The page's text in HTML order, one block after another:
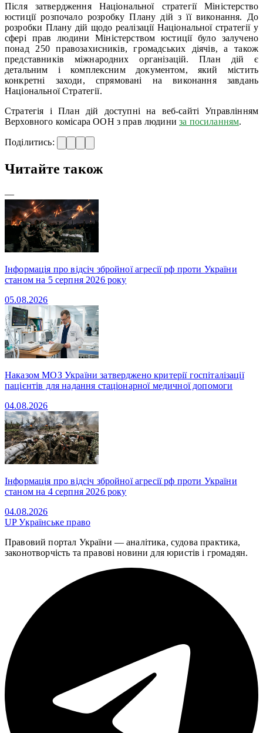
Після затвердження Національної стратегії Міністерство
юстиції розпочало розробку Плану дій з її виконання. До
розробки Плану дій щодо реалізації Національної стратегії у
сфері прав людини Міністерством юстиції було залучено
понад 250 правозахисників, громадських діячів, а також
представників міжнародних організацій. План дій є
детальним і комплексним документом, який містить
конкретні заходи, спрямовані на виконання завдань
Національної Стратегії.
Стратегія і План дій доступні на веб-сайті Управлінням
Верховного комісара ООН з прав людиниза посиланням.
Поділитись:
Читайте також
—
Інформація про відсіч збройної агресії рф проти України
станом на 5 серпня 2026 року
05.08.2026
Наказом МОЗ України затверджено критерії госпіталізації
пацієнтів для надання стаціонарної медичної допомоги
04.08.2026
Інформація про відсіч збройної агресії рф проти України
станом на 4 серпня 2026 року
04.08.2026
UPУкраїнське право
Правовий портал України — аналітика, судова практика,
законотворчість та правові новини для юристів і громадян.